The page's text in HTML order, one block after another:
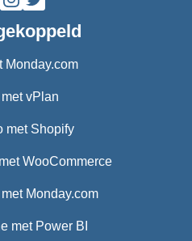
Monday.com
vPlan
met Shopify
WooCommerce
Monday.com
met Power BI